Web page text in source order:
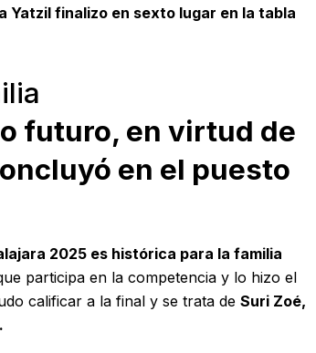
Yatzil finalizo en sexto lugar en la tabla
futuro, en virtud de
en el puesto
2025 es histórica para la familia
participa en la competencia y lo hizo el
calificar a la final y se trata de Suri Zoé,